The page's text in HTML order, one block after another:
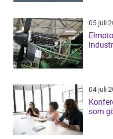
05 juli
04 juli
Konferens
som